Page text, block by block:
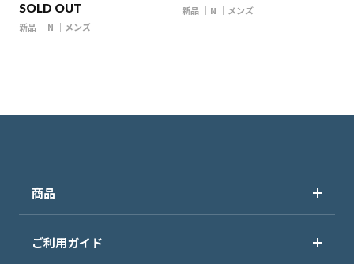
SOLD OUT
新品 N メンズ
新品 N メンズ
商品
ご利用ガイド